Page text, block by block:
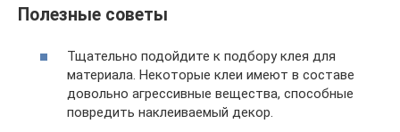
Полезные советы
Тщательно подойдите к подбору клея для
материала. Некоторые клеи имеют в составе
довольно агрессивные вещества, способные
повредить наклеиваемый декор.